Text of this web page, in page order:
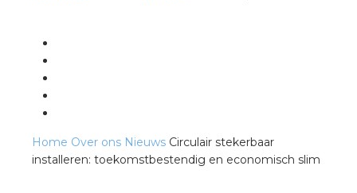
Home Over ons Nieuws Circulair stekerbaar
installeren: toekomstbestendig en economisch slim